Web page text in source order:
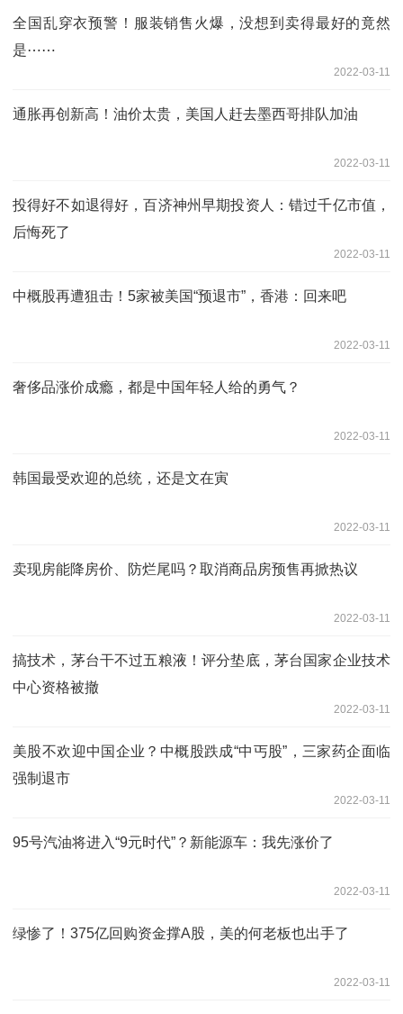
全国乱穿衣预警！服装销售火爆，没想到卖得最好的竟然
是⋯⋯
2022-03-11
通胀再创新高！油价太贵，美国人赶去墨西哥排队加油
2022-03-11
投得好不如退得好，百济神州早期投资人：错过千亿市值，
后悔死了
2022-03-11
中概股再遭狙击！5家被美国“预退市”，香港：回来吧
2022-03-11
奢侈品涨价成瘾，都是中国年轻人给的勇气？
2022-03-11
韩国最受欢迎的总统，还是文在寅
2022-03-11
卖现房能降房价、防烂尾吗？取消商品房预售再掀热议
2022-03-11
搞技术，茅台干不过五粮液！评分垫底，茅台国家企业技术
中心资格被撤
2022-03-11
美股不欢迎中国企业？中概股跌成“中丐股”，三家药企面临
强制退市
2022-03-11
95号汽油将进入“9元时代”？新能源车：我先涨价了
2022-03-11
绿惨了！375亿回购资金撑A股，美的何老板也出手了
2022-03-11